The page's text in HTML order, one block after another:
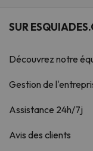
SUR
Découvrez notre
Gestion de
Assistance 24h/7j
Avis des clients